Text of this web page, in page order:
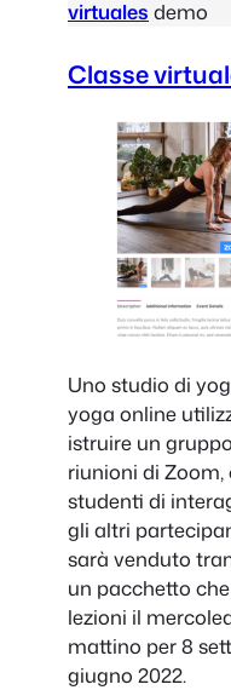
virtuales demo
Classe
Uno studio di
yoga online
istruire un
riunioni di
studenti di
gli altri
sarà venduto
un pacchetto
lezioni il
mattino per 8
giugno 2022.